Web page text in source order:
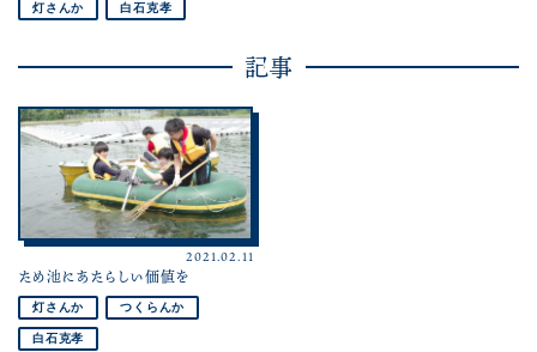
灯さんか 白石克孝
記事
2021.02.11
ため池にあたらしい価値を
灯さんか つくらんか
白石克孝